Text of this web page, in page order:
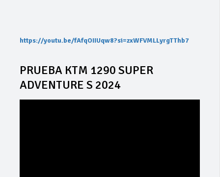
https://youtu.be/fAfqOIIUqw8?si=zxWFVMLLyrgTThb7
PRUEBA KTM 1290 SUPER
ADVENTURE S 2024